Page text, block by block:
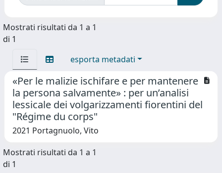
Mostrati risultati da 1 a 1
di 1
esporta metadati
«Per le malizie ischifare e per mantenere
la persona salvamente» : per un’analisi
lessicale dei volgarizzamenti fiorentini del
"Régime du corps"
2021 Portagnuolo, Vito
Mostrati risultati da 1 a 1
di 1